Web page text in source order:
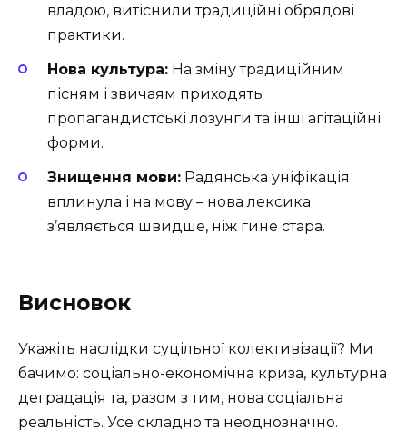
владою, витіснили традиційні обрядові
практики.
Нова культура: На зміну традиційним
пісням і звичаям приходять
пропагандистські лозунги та інші агітаційні
форми.
Знищення мови: Радянська уніфікація
вплинула і на мову – нова лексика
з’являється швидше, ніж гине стара.
Висновок
Укажіть наслідки суцільної колективізації? Ми
бачимо: соціально-економічна криза, культурна
деградація та, разом з тим, нова соціальна
реальність. Усе складно та неоднозначно.